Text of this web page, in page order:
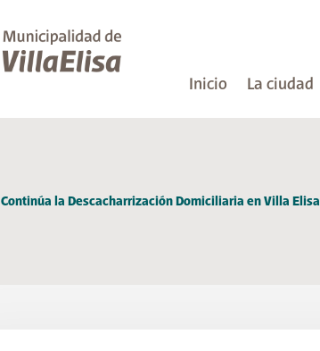
Inicio La ciudad
Continúa la Descacharrización Domiciliaria en Villa Elisa